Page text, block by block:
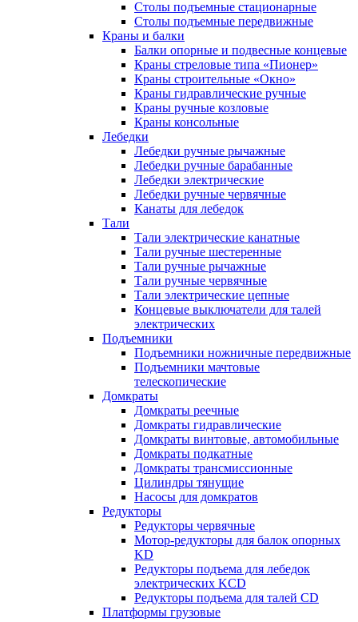
Столы подъемные стационарные
Столы подъемные передвижные
Краны и балки
Балки опорные и подвесные концевые
Краны стреловые типа «Пионер»
Краны строительные «Окно»
Краны гидравлические ручные
Краны ручные козловые
Краны консольные
Лебедки
Лебедки ручные рычажные
Лебедки ручные барабанные
Лебедки электрические
Лебедки ручные червячные
Канаты для лебедок
Тали
Тали электрические канатные
Тали ручные шестеренные
Тали ручные рычажные
Тали ручные червячные
Тали электрические цепные
Концевые выключатели для талей
электрических
Подъемники
Подъемники ножничные передвижные
Подъемники мачтовые
телескопические
Домкраты
Домкраты реечные
Домкраты гидравлические
Домкраты винтовые, автомобильные
Домкраты подкатные
Домкраты трансмиссионные
Цилиндры тянущие
Насосы для домкратов
Редукторы
Редукторы червячные
Мотор-редукторы для балок опорных
KD
Редукторы подъема для лебедок
электрических KCD
Редукторы подъема для талей CD
Платформы грузовые